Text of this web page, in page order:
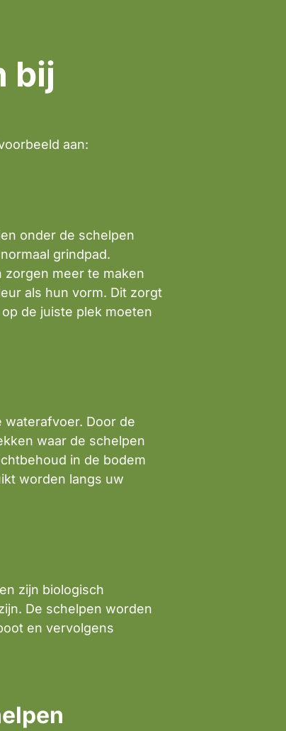
bij
aan:
onder de schelpen
grindpad.
zorgen meer te maken
als hun vorm. Dit zorgt
de juiste plek moeten
waterafvoer. Door de
waar de schelpen
in de bodem
worden langs uw
zijn biologisch
De schelpen worden
en vervolgens